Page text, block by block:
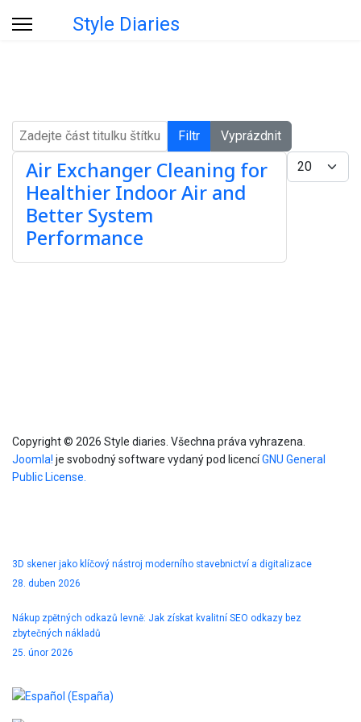
Style Diaries
Zadejte část titulku štítku
Filtr Vyprázdnit
Počet zobrazení
Air Exchanger Cleaning for
Healthier Indoor Air and
Better System
Performance
Copyright © 2026 Style diaries. Všechna práva vyhrazena.
Joomla! je svobodný software vydaný pod licencíGNU General
Public License.
3D skener jako klíčový nástroj moderního stavebnictví a digitalizace
28. duben 2026
Nákup zpětných odkazů levně: Jak získat kvalitní SEO odkazy bez
zbytečných nákladů
25. únor 2026
Zvolte jazyk